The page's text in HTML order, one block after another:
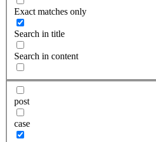
Exact matches only
Search in title
Search in content
post
case